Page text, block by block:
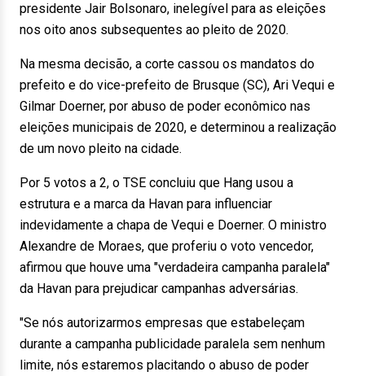
presidente Jair Bolsonaro, inelegível para as eleições
nos oito anos subsequentes ao pleito de 2020.
Na mesma decisão, a corte cassou os mandatos do
prefeito e do vice-prefeito de Brusque (SC), Ari Vequi e
Gilmar Doerner, por abuso de poder econômico nas
eleições municipais de 2020, e determinou a realização
de um novo pleito na cidade.
Por 5 votos a 2, o TSE concluiu que Hang usou a
estrutura e a marca da Havan para influenciar
indevidamente a chapa de Vequi e Doerner. O ministro
Alexandre de Moraes, que proferiu o voto vencedor,
afirmou que houve uma "verdadeira campanha paralela"
da Havan para prejudicar campanhas adversárias.
"Se nós autorizarmos empresas que estabeleçam
durante a campanha publicidade paralela sem nenhum
limite, nós estaremos placitando o abuso de poder